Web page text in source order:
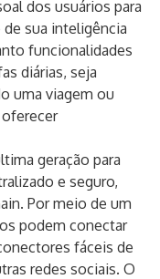
dos usuários para
sua inteligência
funcionalidades
diárias, seja
uma viagem ou
geração para
e seguro,
Por meio de um
podem conectar
fáceis de
redes sociais. O